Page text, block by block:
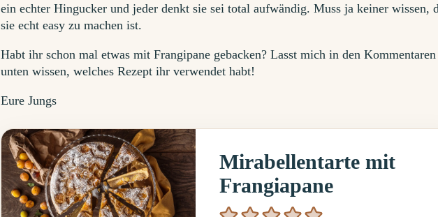
ein echter Hingucker und jeder denkt sie sei total aufwändig. Muss ja keiner wissen,
sie echt easy zu machen ist.
Habt ihr schon mal etwas mit Frangipane gebacken? Lasst mich in den Kommentaren
unten wissen, welches Rezept ihr verwendet habt!
Eure Jungs
Mirabellentarte mit
Frangiapane